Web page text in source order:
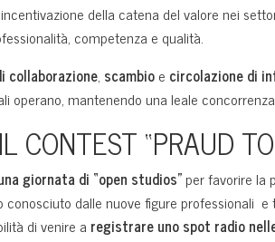
della catena del valore nei
competenza e qualità.
collaborazione, scambioe circolazione di
operano, mantenendo una leale
CONTEST “PRAUD
giornata di “open studios”per favorire la
dalle nuove figure professionali
di venire a registrare uno spot radio